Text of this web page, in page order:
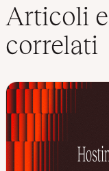
t
r
Articoli
correlati